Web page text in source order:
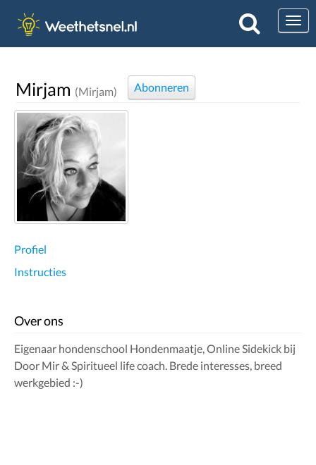
Mirjam (Mirjam) Abonneren
Profiel
Instructies
Over ons
Eigenaar hondenschool Hondenmaatje, Online Sidekick bij
Door Mir & Spiritueel life coach. Brede interesses, breed
werkgebied :-)